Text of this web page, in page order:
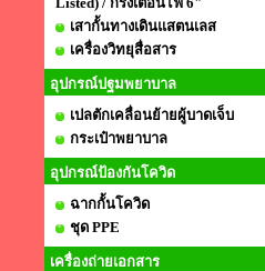
เสากั้นทางเดินแสตนเลส
เครื่องวิทยุสื่อสาร
อุปกรณ์ปฐมพยาบาล
เปลตักเคลื่อนย้ายผู้บาดเจ็บ
กระเป๋าพยาบาล
อุปกรณ์ป้องกันโควิด
ฉากกั้นโควิด
ชุด PPE
เครื่องถ่ายเอกสาร